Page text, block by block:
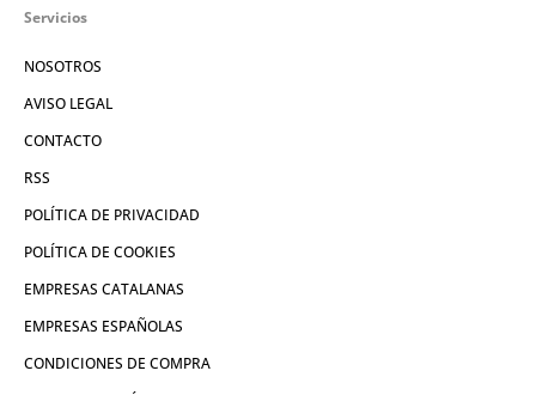
Servicios
NOSOTROS
AVISO LEGAL
CONTACTO
RSS
POLÍTICA DE PRIVACIDAD
POLÍTICA DE COOKIES
EMPRESAS CATALANAS
EMPRESAS ESPAÑOLAS
CONDICIONES DE COMPRA